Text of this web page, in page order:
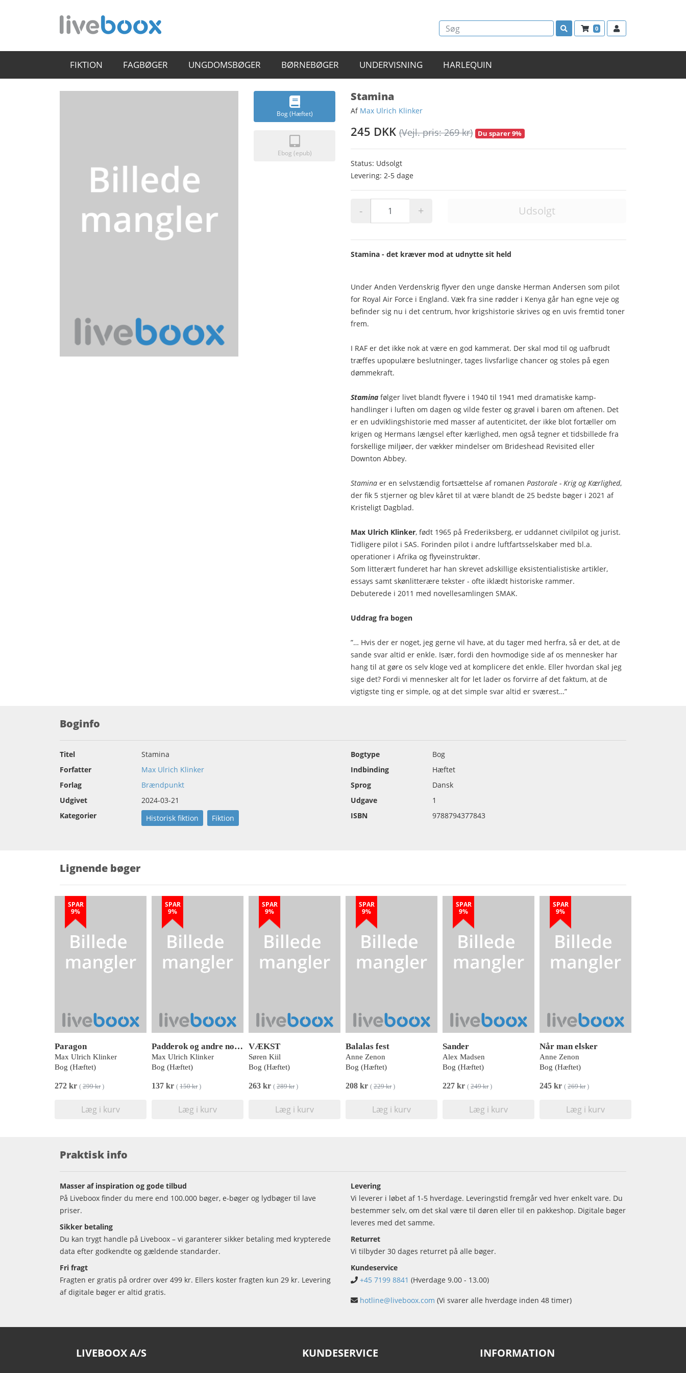
0
FIKTION FAGBØGER UNGDOMSBØGER BØRNEBØGER UNDERVISNING HARLEQUIN
Bog (Hæftet)
Ebog (epub)
Stamina
Af Max Ulrich Klinker
245 DKK (Vejl. pris: 269 kr) Du sparer 9%
Status: Udsolgt
Levering: 2-5 dage
- + Udsolgt
Stamina - det kræver mod at udnytte sit held
Under Anden Verdenskrig flyver den unge danske Herman Andersen som pilot
for Royal Air Force i England. Væk fra sine rødder i Kenya går han egne veje og
befinder sig nu i det centrum, hvor krigshistorie skrives og en uvis fremtid toner
frem.
I RAF er det ikke nok at være en god kammerat. Der skal mod til og uafbrudt
træffes upopulære beslutninger, tages livsfarlige chancer og stoles på egen
dømmekraft.
Stamina følger livet blandt flyvere i 1940 til 1941 med dramatiske kamp-
handlinger i luften om dagen og vilde fester og gravøl i baren om aftenen. Det
er en udviklingshistorie med masser af autenticitet, der ikke blot fortæller om
krigen og Hermans længsel efter kærlighed, men også tegner et tidsbillede fra
forskellige miljøer, der vækker mindelser om Brideshead Revisited eller
Downton Abbey.
Stamina er en selvstændig fortsættelse af romanen Pastorale - Krig og Kærlighed,
der fik 5 stjerner og blev kåret til at være blandt de 25 bedste bøger i 2021 af
Kristeligt Dagblad.
Max Ulrich Klinker, født 1965 på Frederiksberg, er uddannet civilpilot og jurist.
Tidligere pilot i SAS. Forinden pilot i andre luftfartsselskaber med bl.a.
operationer i Afrika og flyveinstruktør.
Som litterært funderet har han skrevet adskillige eksistentialistiske artikler,
essays samt skønlitterære tekster - ofte iklædt historiske rammer.
Debuterede i 2011 med novellesamlingen SMAK.
Uddrag fra bogen
”… Hvis der er noget, jeg gerne vil have, at du tager med herfra, så er det, at de
sande svar altid er enkle. Især, fordi den hovmodige side af os mennesker har
hang til at gøre os selv kloge ved at komplicere det enkle. Eller hvordan skal jeg
sige det? Fordi vi mennesker alt for let lader os forvirre af det faktum, at de
vigtigste ting er simple, og at det simple svar altid er sværest…”
Boginfo
Titel
Stamina
Forfatter
Max Ulrich Klinker
Forlag
Brændpunkt
Udgivet
2024-03-21
Kategorier
Historisk fiktion Fiktion
Bogtype
Bog
Indbinding
Hæftet
Sprog
Dansk
Udgave
1
ISBN
9788794377843
Lignende bøger
SPAR
9%
Paragon
Max Ulrich Klinker
Bog (Hæftet)
272 kr ( 299 kr)
Læg i kurv
SPAR
9%
Padderok og andre noveller
Max Ulrich Klinker
Bog (Hæftet)
137 kr ( 150 kr)
Læg i kurv
SPAR
9%
VÆKST
Søren Kiil
Bog (Hæftet)
263 kr ( 289 kr)
Læg i kurv
SPAR
9%
Balalas fest
Anne Zenon
Bog (Hæftet)
208 kr ( 229 kr)
Læg i kurv
SPAR
9%
Sander
Alex Madsen
Bog (Hæftet)
227 kr ( 249 kr)
Læg i kurv
SPAR
9%
Når man elsker
Anne Zenon
Bog (Hæftet)
245 kr ( 269 kr)
Læg i kurv
Praktisk info
Masser af inspiration og gode tilbud
På Liveboox finder du mere end 100.000 bøger, e-bøger og lydbøger til lave
priser.
Sikker betaling
Du kan trygt handle på Liveboox – vi garanterer sikker betaling med krypterede
data efter godkendte og gældende standarder.
Fri fragt
Fragten er gratis på ordrer over 499 kr. Ellers koster fragten kun 29 kr. Levering
af digitale bøger er altid gratis.
Levering
Vi leverer i løbet af 1-5 hverdage. Leveringstid fremgår ved hver enkelt vare. Du
bestemmer selv, om det skal være til døren eller til en pakkeshop. Digitale bøger
leveres med det samme.
Returret
Vi tilbyder 30 dages returret på alle bøger.
Kundeservice
+45 7199 8841 (Hverdage 9.00 - 13.00)
hotline@liveboox.com (Vi svarer alle hverdage inden 48 timer)
LIVEBOOX A/S KUNDESERVICE INFORMATION